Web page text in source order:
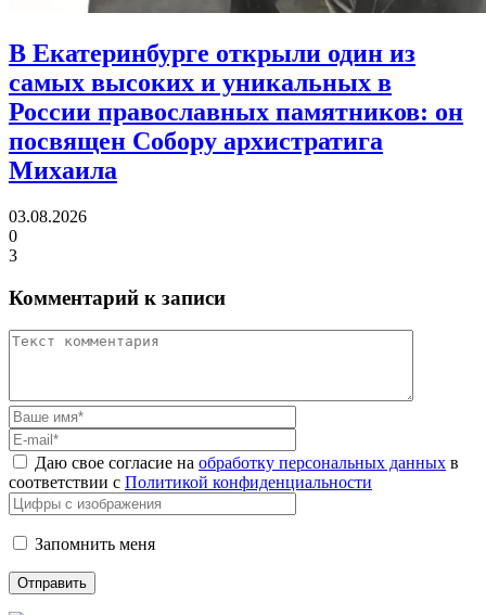
В Екатеринбурге открыли один из
самых высоких и уникальных в
России православных памятников: он
посвящен Собору архистратига
Михаила
03.08.2026
0
3
Комментарий к записи
Даю свое согласие на обработку персональных данных в
соответствии с Политикой конфиденциальности
Запомнить меня